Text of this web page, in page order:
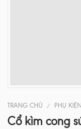
TRANG CHỦ / PHỤ
Cổ kìm cong